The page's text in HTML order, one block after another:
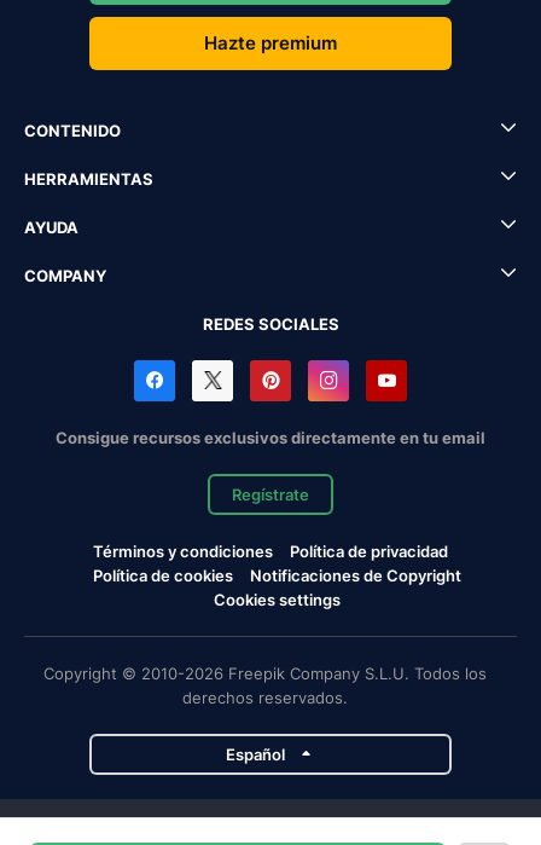
Hazte premium
CONTENIDO
HERRAMIENTAS
AYUDA
COMPANY
REDES SOCIALES
Consigue recursos exclusivos directamente en tu email
Regístrate
Términos y condiciones
Política de privacidad
Política de cookies
Notificaciones de Copyright
Cookies settings
Copyright © 2010-2026 Freepik Company S.L.U. Todos los
derechos reservados.
Español